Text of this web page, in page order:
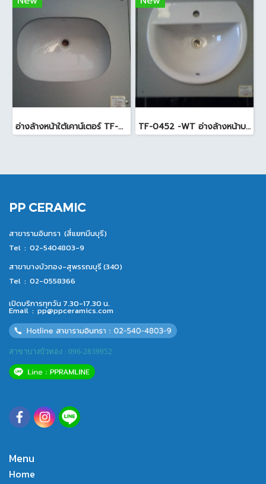
อ่างล้างหน้าใต้เคาน์เตอร์ TF-0458 สีขาว TF-0452 -WT อ่างล้างหน้าบนเคาน์เตอร์ สีขาว
PP CERAMIC
สาขารามอินทรา (สี่แยกมีนบุรี)
Tel : 02-5404803-9
สาขาบางบัวทอง-สุพรรณบุรี (340)
Tel : 02-0558366
เปิดบริการทุกวัน 7.30-17.30 น.
Email : pp@ppceramics.com
สาขาบางบัวทอง : 096-2839952
Menu
Home